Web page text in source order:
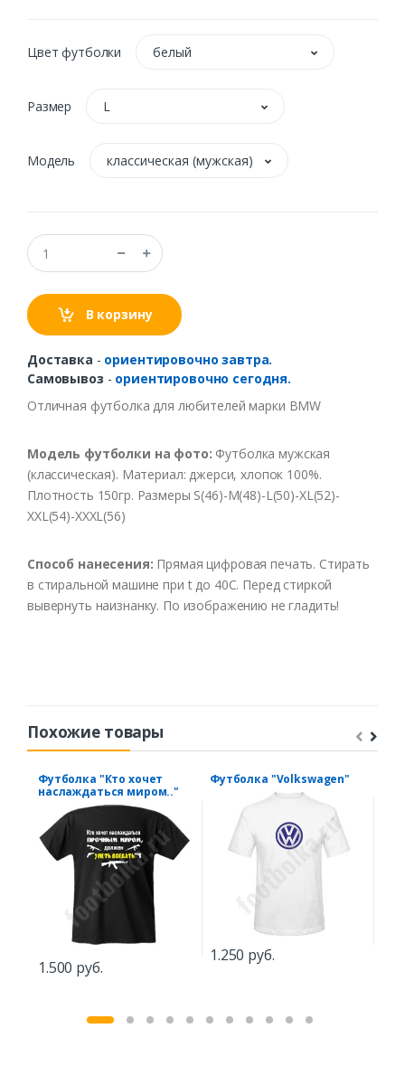
Цвет футболки белый
Размер L
Модель классическая (мужская)
В корзину
Доставка - ориентировочно завтра.
Самовывоз - ориентировочно сегодня.
Отличная футболка для любителей марки BMW
Модель футболки на фото: Футболка мужская
(классическая). Материал: джерси, хлопок 100%.
Плотность 150гр. Размеры S(46)-M(48)-L(50)-XL(52)-
XXL(54)-XXXL(56)
Способ нанесения: Прямая цифровая печать. Стирать
в стиральной машине при t до 40С. Перед стиркой
вывернуть наизнанку. По изображению не гладить!
Похожие товары
Футболка "Кто хочет
наслаждаться миром.."
1.500 руб.
Футболка "Volkswagen"
1.250 руб.